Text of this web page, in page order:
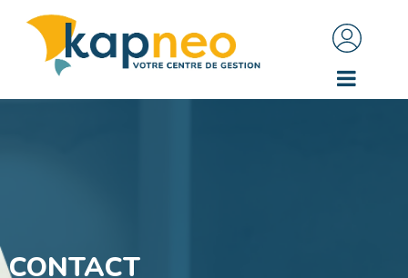
CONTACT